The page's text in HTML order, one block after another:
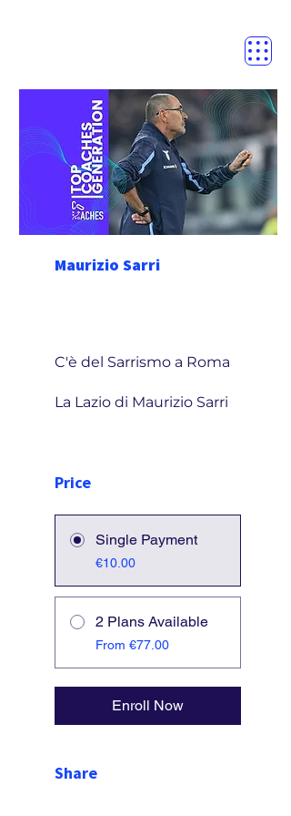
Maurizio Sarri
C'è del Sarrismo a Roma
La Lazio di Maurizio Sarri
Price
Single Payment
€10.00
2 Plans Available
From €77.00
Enroll Now
Share